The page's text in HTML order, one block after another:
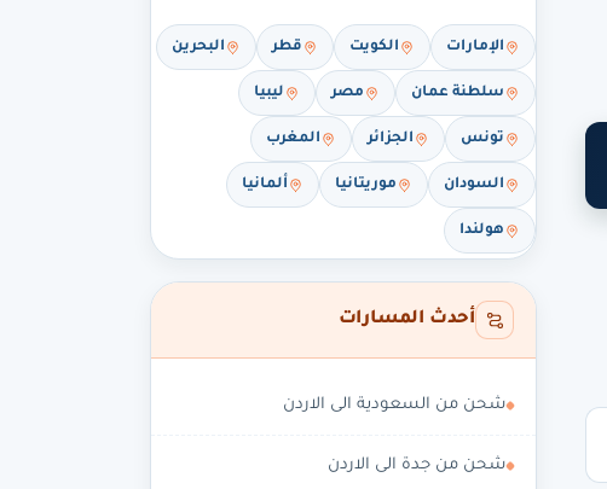
الإمارات الكويت قطر البحرين
سلطنة عمان مصر ليبيا
تونس الجزائر المغرب
السودان موريتانيا ألمانيا
هولندا
أحدث المسارات
شحن من السعودية الى الاردن
شحن من جدة الى الاردن